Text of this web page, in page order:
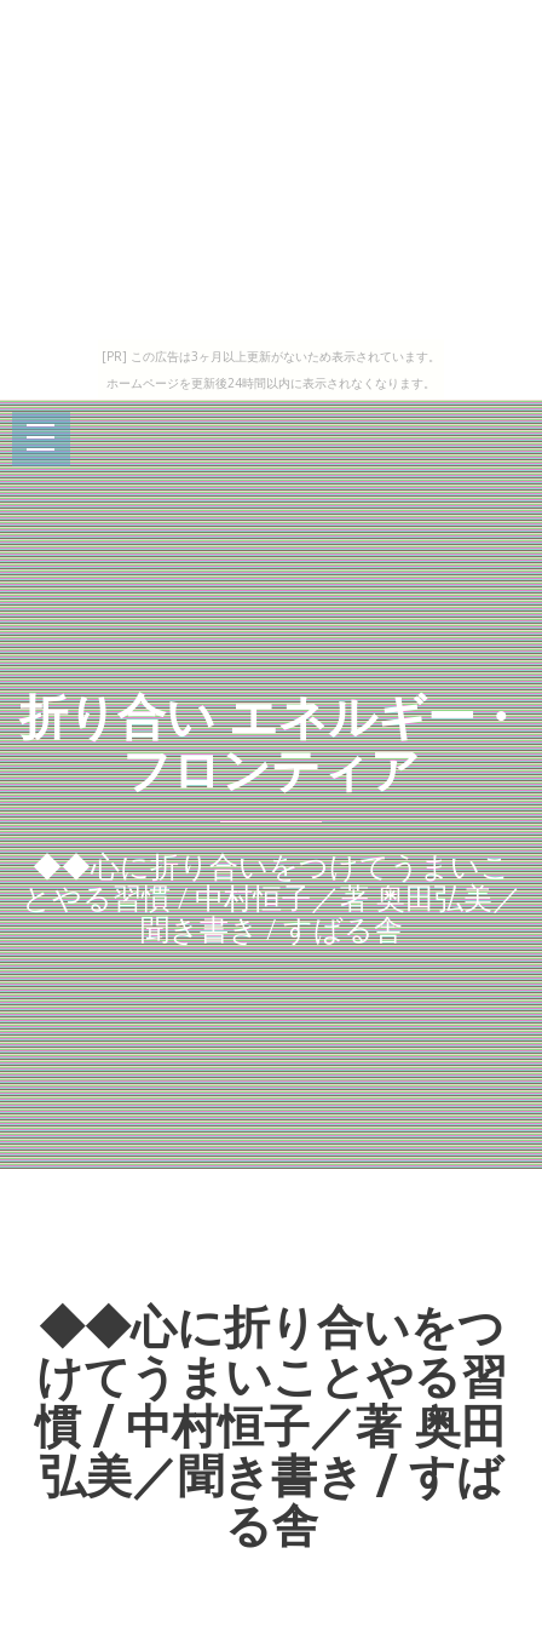
[PR] この広告は3ヶ月以上更新がないため表示されています。
ホームページを更新後24時間以内に表示されなくなります。
折り合い エネルギー・
フロンティア
◆◆心に折り合いをつけてうまいこ
とやる習慣 / 中村恒子／著 奥田弘美／
聞き書き / すばる舎
◆◆心に折り合いをつ
けてうまいことやる習
慣 / 中村恒子／著 奥田
弘美／聞き書き / すば
る舎